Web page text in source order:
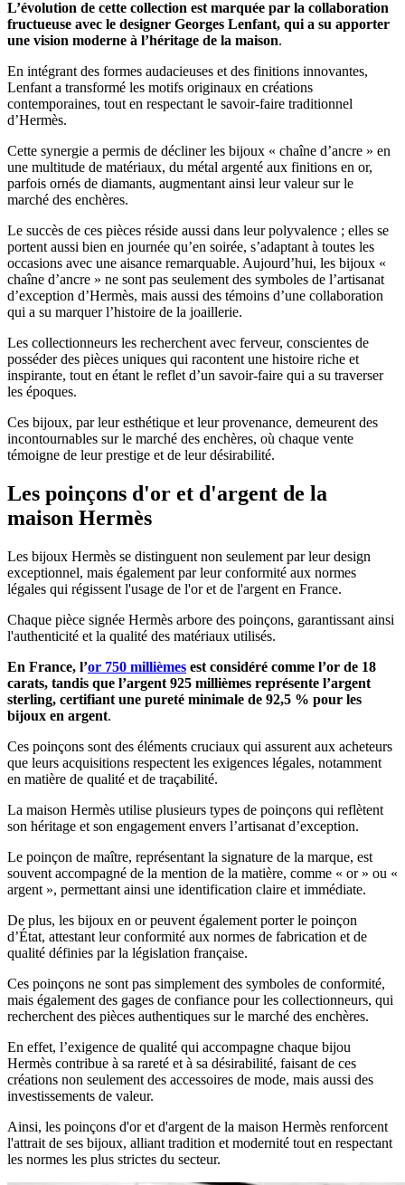
L’évolution de cette collection est marquée par la collaboration
fructueuse avec le designer Georges Lenfant, qui a su apporter
une vision moderne à l’héritage de la maison.
En intégrant des formes audacieuses et des finitions innovantes,
Lenfant a transformé les motifs originaux en créations
contemporaines, tout en respectant le savoir-faire traditionnel
d’Hermès.
Cette synergie a permis de décliner les bijoux « chaîne d’ancre » en
une multitude de matériaux, du métal argenté aux finitions en or,
parfois ornés de diamants, augmentant ainsi leur valeur sur le
marché des enchères.
Le succès de ces pièces réside aussi dans leur polyvalence ; elles se
portent aussi bien en journée qu’en soirée, s’adaptant à toutes les
occasions avec une aisance remarquable. Aujourd’hui, les bijoux «
chaîne d’ancre » ne sont pas seulement des symboles de l’artisanat
d’exception d’Hermès, mais aussi des témoins d’une collaboration
qui a su marquer l’histoire de la joaillerie.
Les collectionneurs les recherchent avec ferveur, conscientes de
posséder des pièces uniques qui racontent une histoire riche et
inspirante, tout en étant le reflet d’un savoir-faire qui a su traverser
les époques.
Ces bijoux, par leur esthétique et leur provenance, demeurent des
incontournables sur le marché des enchères, où chaque vente
témoigne de leur prestige et de leur désirabilité.
Les poinçons d'or et d'argent de la
maison Hermès
Les bijoux Hermès se distinguent non seulement par leur design
exceptionnel, mais également par leur conformité aux normes
légales qui régissent l'usage de l'or et de l'argent en France.
Chaque pièce signée Hermès arbore des poinçons, garantissant ainsi
l'authenticité et la qualité des matériaux utilisés.
En France, l’or 750 millièmes est considéré comme l’or de 18
carats, tandis que l’argent 925 millièmes représente l’argent
sterling, certifiant une pureté minimale de 92,5 % pour les
bijoux en argent.
Ces poinçons sont des éléments cruciaux qui assurent aux acheteurs
que leurs acquisitions respectent les exigences légales, notamment
en matière de qualité et de traçabilité.
La maison Hermès utilise plusieurs types de poinçons qui reflètent
son héritage et son engagement envers l’artisanat d’exception.
Le poinçon de maître, représentant la signature de la marque, est
souvent accompagné de la mention de la matière, comme « or » ou «
argent », permettant ainsi une identification claire et immédiate.
De plus, les bijoux en or peuvent également porter le poinçon
d’État, attestant leur conformité aux normes de fabrication et de
qualité définies par la législation française.
Ces poinçons ne sont pas simplement des symboles de conformité,
mais également des gages de confiance pour les collectionneurs, qui
recherchent des pièces authentiques sur le marché des enchères.
En effet, l’exigence de qualité qui accompagne chaque bijou
Hermès contribue à sa rareté et à sa désirabilité, faisant de ces
créations non seulement des accessoires de mode, mais aussi des
investissements de valeur.
Ainsi, les poinçons d'or et d'argent de la maison Hermès renforcent
l'attrait de ses bijoux, alliant tradition et modernité tout en respectant
les normes les plus strictes du secteur.